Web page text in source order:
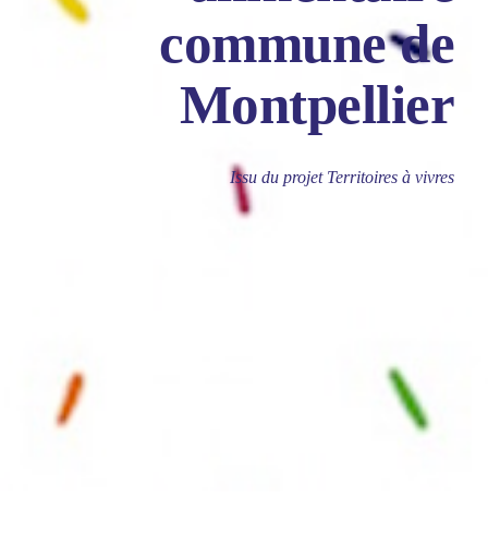
commune de
Montpellier
Issu du projet Territoires à vivres